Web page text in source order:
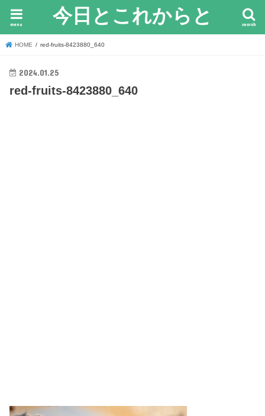
今日とこれからと search
menu
HOME red-fruits-8423880_640
2024.01.25
red-fruits-8423880_640